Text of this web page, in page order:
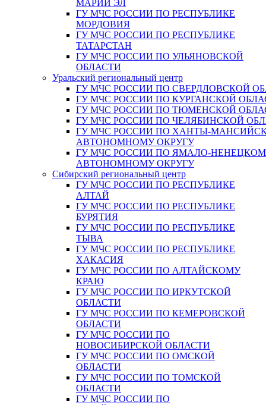
МАРИЙ ЭЛ
ГУ МЧС РОССИИ ПО РЕСПУБЛИКЕ
МОРДОВИЯ
ГУ МЧС РОССИИ ПО РЕСПУБЛИКЕ
ТАТАРСТАН
ГУ МЧС РОССИИ ПО УЛЬЯНОВСКОЙ
ОБЛАСТИ
Уральский региональный центр
ГУ МЧС РОССИИ ПО СВЕРДЛОВСКОЙ
ГУ МЧС РОССИИ ПО КУРГАНСКОЙ
ГУ МЧС РОССИИ ПО ТЮМЕНСКОЙ
ГУ МЧС РОССИИ ПО ЧЕЛЯБИНСКОЙ
ГУ МЧС РОССИИ ПО ХАНТЫ-
АВТОНОМНОМУ ОКРУГУ
ГУ МЧС РОССИИ ПО ЯМАЛО-
АВТОНОМНОМУ ОКРУГУ
Сибирский региональный центр
ГУ МЧС РОССИИ ПО РЕСПУБЛИКЕ
АЛТАЙ
ГУ МЧС РОССИИ ПО РЕСПУБЛИКЕ
БУРЯТИЯ
ГУ МЧС РОССИИ ПО РЕСПУБЛИКЕ
ТЫВА
ГУ МЧС РОССИИ ПО РЕСПУБЛИКЕ
ХАКАСИЯ
ГУ МЧС РОССИИ ПО АЛТАЙСКОМУ
КРАЮ
ГУ МЧС РОССИИ ПО ИРКУТСКОЙ
ОБЛАСТИ
ГУ МЧС РОССИИ ПО КЕМЕРОВСКОЙ
ОБЛАСТИ
ГУ МЧС РОССИИ ПО
НОВОСИБИРСКОЙ ОБЛАСТИ
ГУ МЧС РОССИИ ПО ОМСКОЙ
ОБЛАСТИ
ГУ МЧС РОССИИ ПО ТОМСКОЙ
ОБЛАСТИ
ГУ МЧС РОССИИ ПО